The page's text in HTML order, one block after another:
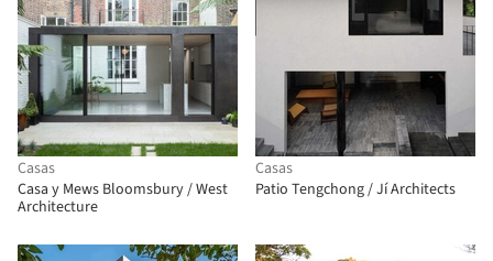
Casas
Casa y Mews Bloomsbury / West
Architecture
Casas
Patio Tengchong / Jí Architects